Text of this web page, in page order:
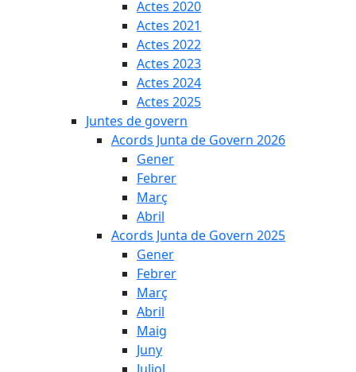
Actes 2020
Actes 2021
Actes 2022
Actes 2023
Actes 2024
Actes 2025
Juntes de govern
Acords Junta de Govern 2026
Gener
Febrer
Març
Abril
Acords Junta de Govern 2025
Gener
Febrer
Març
Abril
Maig
Juny